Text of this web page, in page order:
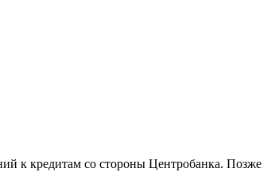
к кредитам со стороны Центробанка. Позже